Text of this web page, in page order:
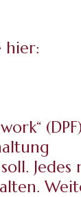
hier:
Jedes